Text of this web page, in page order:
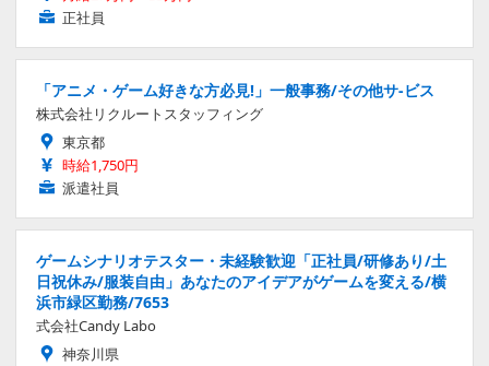
正社員
「アニメ・ゲーム好きな方必見!」一般事務/その他サ-ビス
株式会社リクルートスタッフィング
東京都
時給1,750円
派遣社員
ゲームシナリオテスター・未経験歓迎「正社員/研修あり/土
日祝休み/服装自由」あなたのアイデアがゲームを変える/横
浜市緑区勤務/7653
式会社Candy Labo
神奈川県